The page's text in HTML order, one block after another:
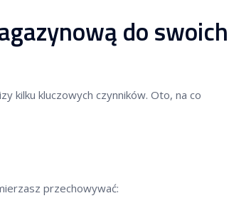
do swoich
kilku kluczowych czynników. Oto, na co
przechowywać: